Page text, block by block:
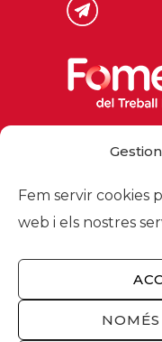
Fem servir cookies
web i els nostres
© 2026 -
Nosaltres